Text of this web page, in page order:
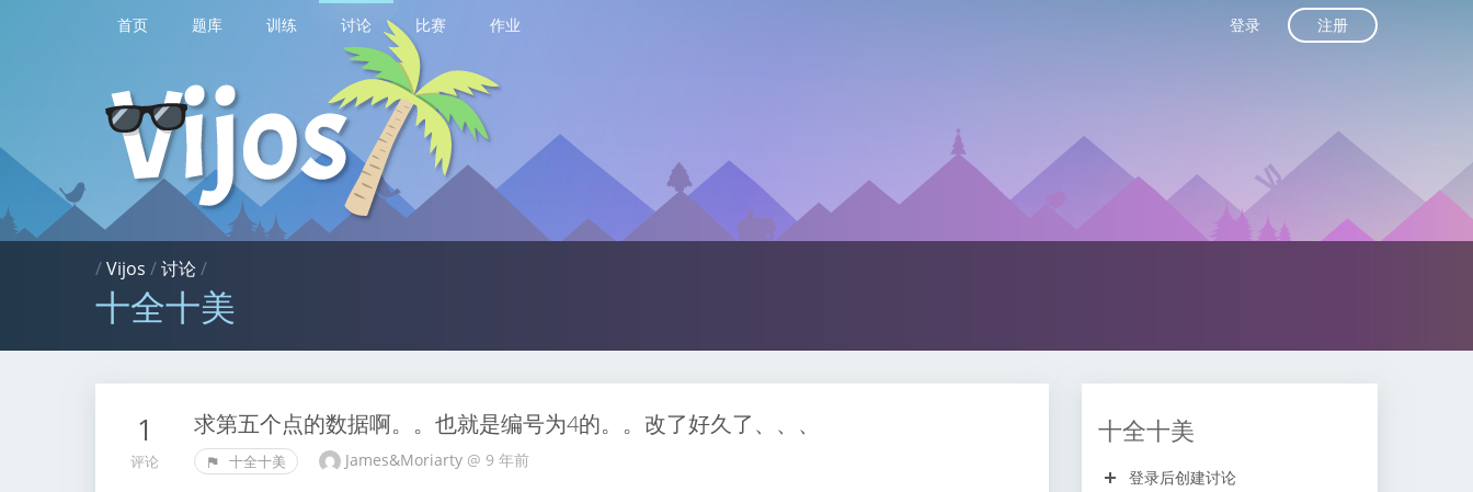
首页 题库 训练 讨论 比赛 作业 登录 注册
/Vijos /讨论/
十全十美
1
评论
求第五个点的数据啊。。也就是编号为4的。。改了好久了、、、
十全十美 James&Moriarty @ 9 年前
十全十美
登录后创建讨论